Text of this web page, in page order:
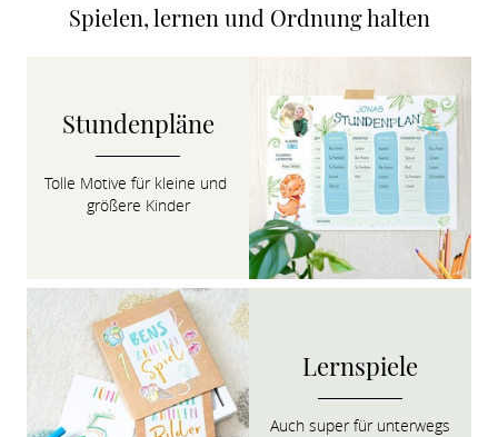
Spielen, lernen und Ordnung halten
Stundenpläne
Tolle Motive für kleine und
größere Kinder
Lernspiele
Auch super für unterwegs